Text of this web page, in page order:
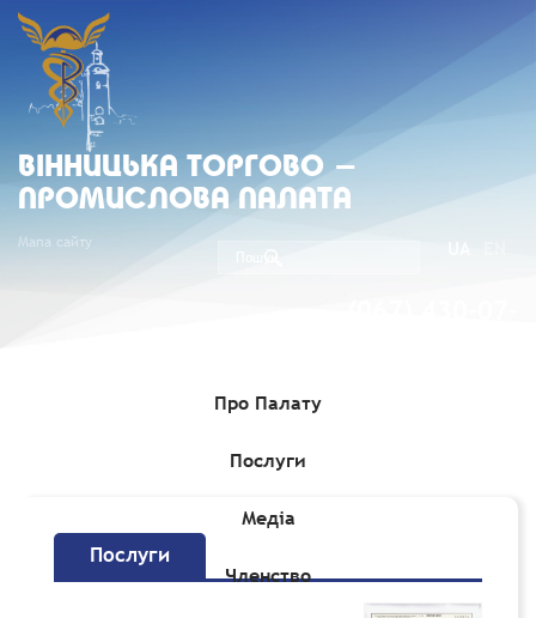
ВIННИЦЬКА ТОРГОВО -
ПРОМИСЛОВА ПАЛАТА
Мапа сайту
Про Палату
Послуги
Медіа
Членство
Послуги